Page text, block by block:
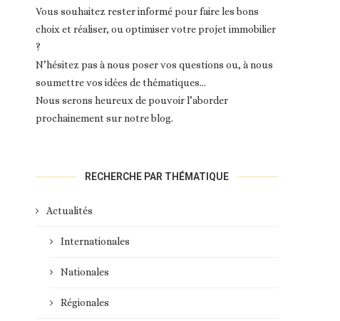
Vous souhaitez rester informé pour faire les bons
choix et réaliser, ou optimiser votre projet immobilier
?
N’hésitez pas à nous poser vos questions ou, à nous
soumettre vos idées de thématiques…
Nous serons heureux de pouvoir l’aborder
prochainement sur notre blog.
RECHERCHE PAR THÉMATIQUE
Actualités
Internationales
Nationales
Régionales